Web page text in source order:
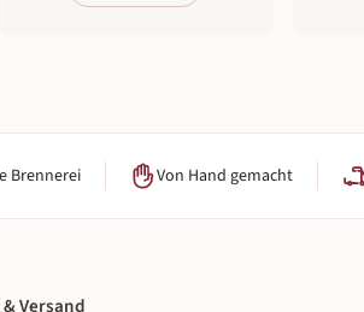
Brennerei Von Hand gemacht
Versand